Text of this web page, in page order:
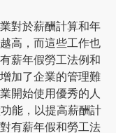
對於薪酬計算和年
高，而這些工作也
薪年假勞工法例和
加了企業的管理難
開始使用優秀的人
能，以提高薪酬計
有薪年假和勞工法